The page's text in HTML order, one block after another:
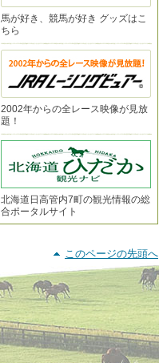
馬が好き、競馬が好き グッズはこ
ちら
2002年からの全レース映像が見放
題！
北海道日高管内7町の観光情報の総
合ポータルサイト
このページの先頭へ